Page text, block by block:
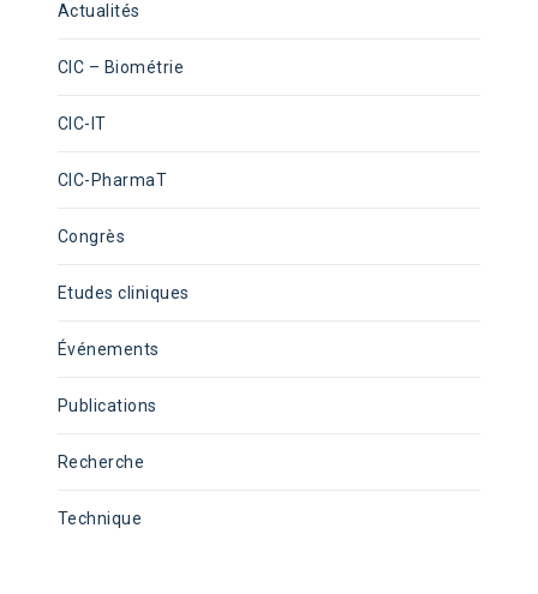
Actualités
CIC – Biométrie
CIC-IT
CIC-PharmaT
Congrès
Etudes cliniques
Événements
Publications
Recherche
Technique